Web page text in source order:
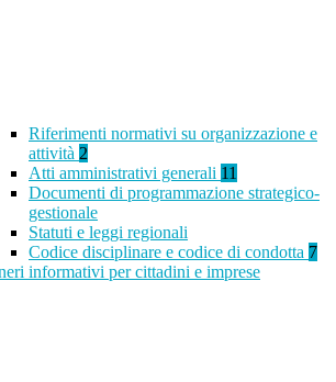
Riferimenti normativi su organizzazione e
attività 2
Atti amministrativi generali 11
Documenti di programmazione strategico-
gestionale
Statuti e leggi regionali
Codice disciplinare e codice di condotta 7
informativi per cittadini e imprese